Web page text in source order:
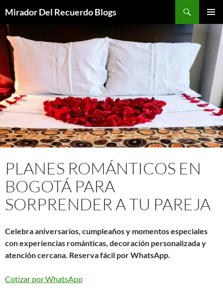
contenido
Mirador Del Recuerdo Blogs
PLANES ROMÁNTICOS EN
BOGOTÁ PARA
SORPRENDER A TU PAREJA
Celebra aniversarios, cumpleaños y momentos especiales
con experiencias románticas, decoración personalizada y
atención cercana. Reserva fácil por WhatsApp.
Cotizar por WhatsApp